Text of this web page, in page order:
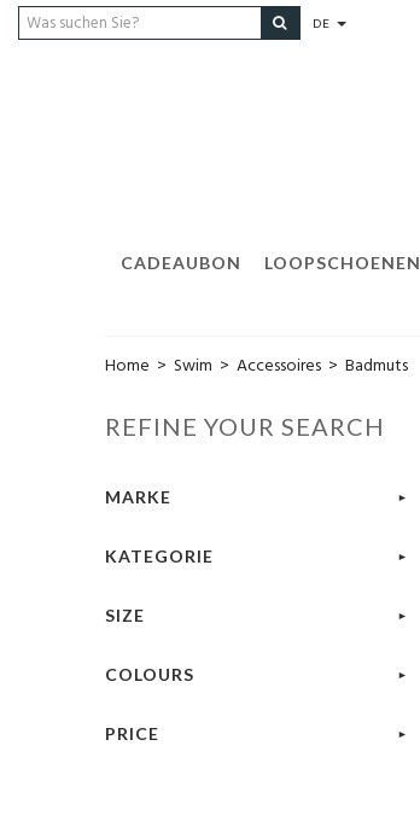
DE
CADEAUBON LOOPSCHOENEN
Home > Swim > Accessoires > Badmuts
REFINE YOUR SEARCH
MARKE
KATEGORIE
SIZE
COLOURS
PRICE